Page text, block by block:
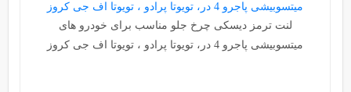
لنت ترمز دیسکی چرخ جلو مناسب برای خودرو های
میتسوبیشی پاجرو 4 در، تویوتا پرادو ، تویوتا اف جی کروز